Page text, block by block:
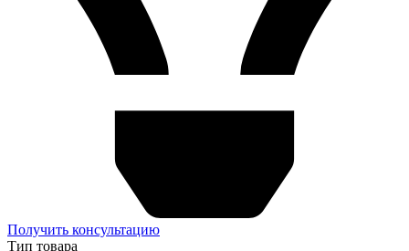
Получить консультацию
Тип товара